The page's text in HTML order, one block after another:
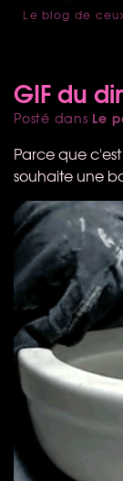
accueil
Le blog de
GIF du
Posté dans Le
Parce que
souhaite une